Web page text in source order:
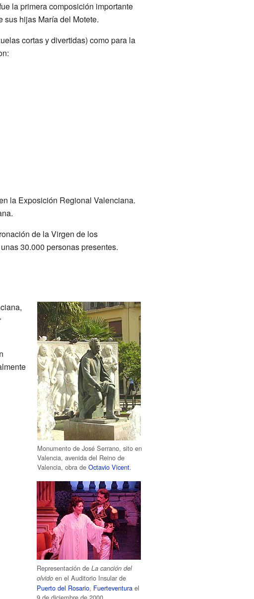
la primera composición importante
sus hijas María del Motete.
cortas y divertidas) como para la
la Exposición Regional Valenciana.
de la Virgen de los
30.000 personas presentes.
Monumento de José Serrano, sito en
Valencia, avenida del Reino de
Valencia, obra deOctavio Vicent.
Representación deLa canción del
olvido en el Auditorio Insular de
Puerto del Rosario, Fuerteventura el
9 de diciembre de 2000.